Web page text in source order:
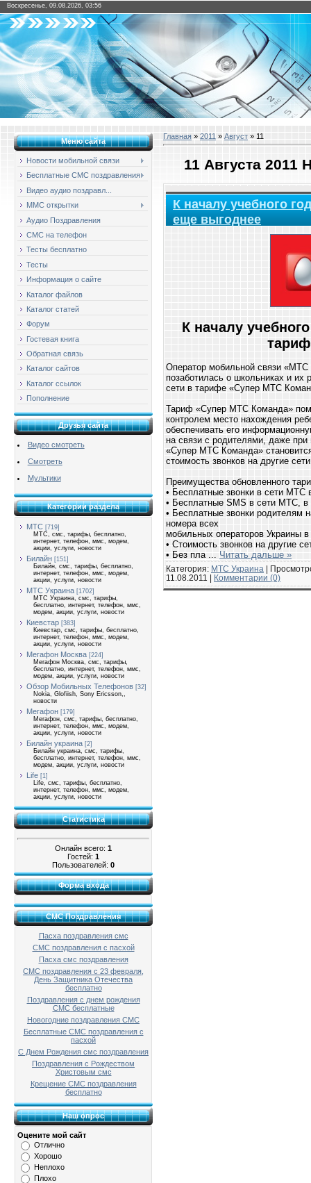
Воскресенье, 09.08.2026, 03:56
Меню сайта
Новости мобильной связи
Бесплатные СМС поздравления
Видео аудио поздравл...
ММС открытки
Аудио Поздравления
СМС на телефон
Тесты бесплатно
Тесты
Информация о сайте
Каталог файлов
Каталог статей
Форум
Гостевая книга
Обратная связь
Каталог сайтов
Каталог ссылок
Пополнение
Друзья сайта
Видео смотреть
Смотреть
Мультики
Категории раздела
МТС [719]
МТС, смс, тарифы, бесплатно,
интернет, телефон, ммс, модем,
акции, услуги, новости
Билайн [151]
Билайн, смс, тарифы, бесплатно,
интернет, телефон, ммс, модем,
акции, услуги, новости
МТС Украина [1702]
МТС Украина, смс, тарифы,
бесплатно, интернет, телефон, ммс,
модем, акции, услуги, новости
Киевстар [383]
Киевстар, смс, тарифы, бесплатно,
интернет, телефон, ммс, модем,
акции, услуги, новости
Мегафон Москва [224]
Мегафон Москва, смс, тарифы,
бесплатно, интернет, телефон, ммс,
модем, акции, услуги, новости
Обзор Мобильных Телефонов [32]
Nokia, Glofiish, Sony Ericsson,,
новости
Мегафон [179]
Мегафон, смс, тарифы, бесплатно,
интернет, телефон, ммс, модем,
акции, услуги, новости
Билайн украина [2]
Билайн украина, смс, тарифы,
бесплатно, интернет, телефон, ммс,
модем, акции, услуги, новости
Life [1]
Life, смс, тарифы, бесплатно,
интернет, телефон, ммс, модем,
акции, услуги, новости
Статистика
Онлайн всего: 1
Гостей: 1
Пользователей: 0
Форма входа
СМС Поздравления
Пасха поздравления смс
СМС поздравления с пасхой
Пасха смс поздравления
СМС поздравления с 23 февраля,
День Защитника Отечества
бесплатно
Поздравления с днем рождения
СМС бесплатные
Новогодние поздравления СМС
Бесплатные СМС поздравления с
пасхой
С Днем Рождения смс поздравления
Поздравления с Рождеством
Христовым смс
Крещение СМС поздравления
бесплатно
Наш опрос
Оцените мой сайт
Отлично
Хорошо
Неплохо
Плохо
Главная » 2011 » Август » 11
11 Августа 2011
К началу учебного
еще выгоднее
К началу
Оператор мобильной связи «МТС
позаботилась о школьниках и их
сети в тарифе «Супер МТС
Тариф «Супер МТС Команда»
контролем место нахождения
обеспечивать его
на связи с родителями, даже
«Супер МТС Команда»
стоимость звонков на другие
Преимущества обновленного
• Бесплатные звонки в сети МТС
• Бесплатные SMS в сети МТС, в
• Бесплатные звонки родителям
номера всех
мобильных операторов Украины
• Стоимость звонков на другие
• Без пла ... Читать дальше »
Категория: МТС Украина |
11.08.2011 | Комментарии (0)